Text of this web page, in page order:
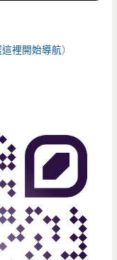
裡開始導航）